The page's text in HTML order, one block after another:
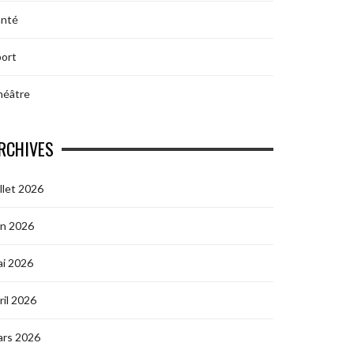
2026
2026
2026
2026
2026